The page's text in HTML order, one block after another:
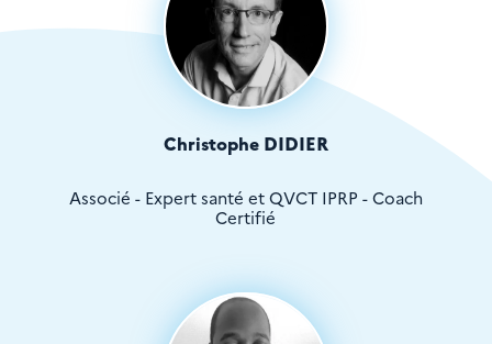
Christophe DIDIER
Associé - Expert santé et QVCT IPRP - Coach
Certifié